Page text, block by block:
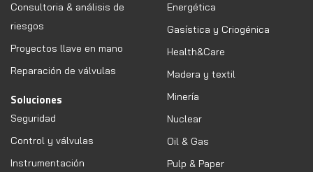
Consultoria & análisis de
riesgos
Proyectos llave en mano
Reparación de válvulas
Soluciones
Seguridad
Control y válvulas
Instrumentación
Energética
Gasística y Criogénica
Health&Care
Madera y textil
Minería
Nuclear
Oil & Gas
Pulp & Paper